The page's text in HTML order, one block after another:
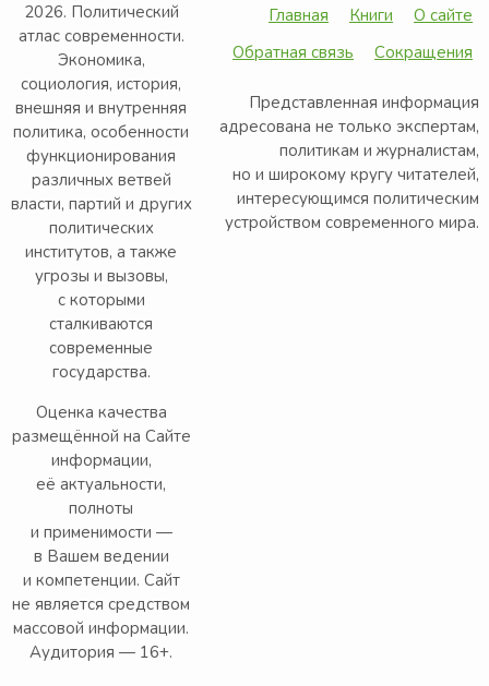
2026. Политический
атлас современности.
Экономика,
социология, история,
внешняя и внутренняя
политика, особенности
функционирования
различных ветвей
власти, партий и других
политических
институтов, а также
угрозы и вызовы,
с которыми
сталкиваются
современные
государства.
Оценка качества
размещённой на Сайте
информации,
её актуальности,
полноты
и применимости —
в Вашем ведении
и компетенции. Сайт
не является средством
массовой информации.
Аудитория — 16+.
Главная Книги
О сайте
Обратная связь
Сокращения
Представленная информация
адресована не только экспертам,
политикам и журналистам,
но и широкому кругу читателей,
интересующимся политическим
устройством современного мира.